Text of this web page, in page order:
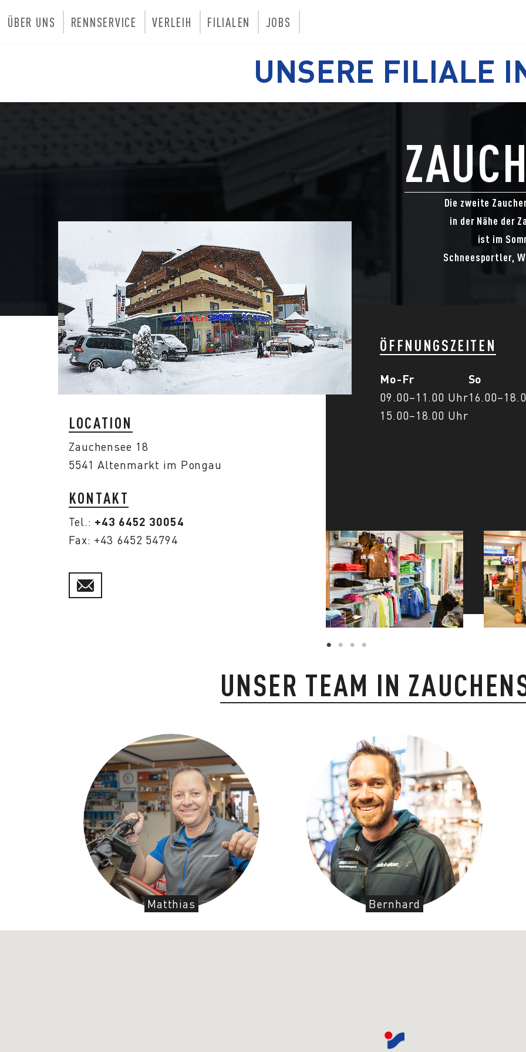
ÜBER UNS RENNSERVICE VERLEIH FILIALEN JOBS
UNSERE FILIALE
Die zweite
in der Nähe der
ist im
Schneesportler,
LOCATION
Zauchensee 18
5541 Altenmarkt im Pongau
KONTAKT
Tel.: +43 6452 30054
Fax: +43 6452 54794
ÖFFNUNGSZEITEN
Mo-Fr
09.00–11.00 Uhr
15.00–18.00 Uhr
So
UNSER TEAM IN
Matthias Bernhard